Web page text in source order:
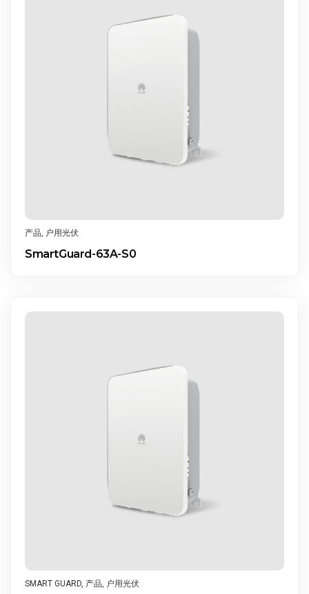
产品 户用光伏
SmartGuard-63A-S0
SMART GUARD 产品 户用光伏